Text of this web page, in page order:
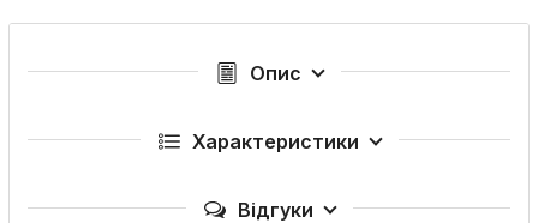
Опис
Характеристики
Відгуки